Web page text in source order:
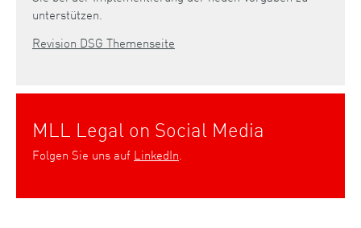
unterstützen.
Revision DSG Themenseite
MLL Legal on Social Media
Folgen Sie uns auf LinkedIn.